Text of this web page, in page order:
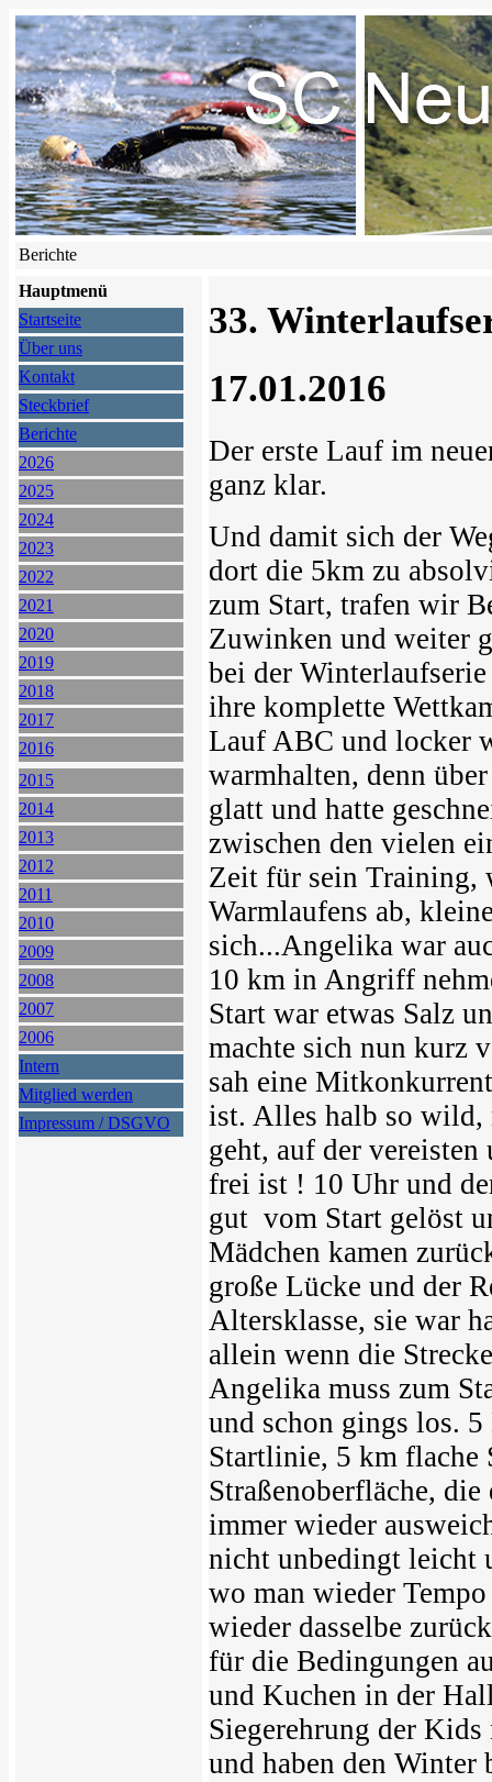
Berichte
Hauptmenü
Startseite
Über uns
Kontakt
Steckbrief
Berichte
2026
2025
2024
2023
2022
2021
2020
2019
2018
2017
2016
2015
2014
2013
2012
2011
2010
2009
2008
2007
2006
Intern
Mitglied werden
Impressum / DSGVO
33.
17.01.2016
Der erste Lauf im
ganz klar.
Und damit sich der
dort die 5km zu
zum Start, trafen wir
Zuwinken und weiter
bei der
ihre komplette
Lauf ABC und locker
warmhalten, denn
glatt und hatte
zwischen den vielen
Zeit für sein Training,
Warmlaufens ab,
sich...Angelika war
10 km in Angriff
Start war etwas Salz
machte sich nun kurz
sah eine
ist. Alles halb so wild,
geht, auf der
frei ist ! 10 Uhr und
gut vom Start gelöst
Mädchen kamen
große Lücke und der
Altersklasse, sie war
allein wenn die
Angelika muss zum
und schon gings los.
Startlinie, 5 km flache
Straßenoberfläche,
immer wieder
nicht unbedingt leicht
wo man wieder
wieder dasselbe
für die Bedingungen
und Kuchen in der
Siegerehrung der
und haben den Winter